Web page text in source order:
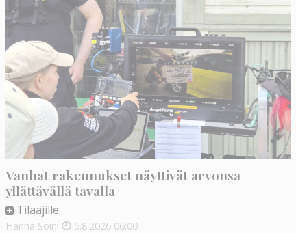
Vanhat rakennukset näyttivät arvonsa
yllättävällä tavalla
Tilaajille
Hanna Soini 5.8.2026 06:00